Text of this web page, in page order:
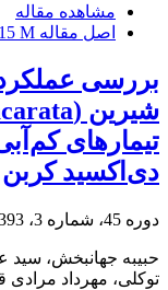
مشاهده مقاله
اصل مقاله M
بررسی
تیمارهای
دی‌اکسید کربن
دوره 45، شماره 3، 1393، صفحه
حبیبه جهانبخش، سید
توکلی، مهرداد مرادی